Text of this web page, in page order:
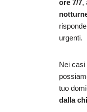
ore 7/7,
urgenti.
Nei casi
tuo
dalla